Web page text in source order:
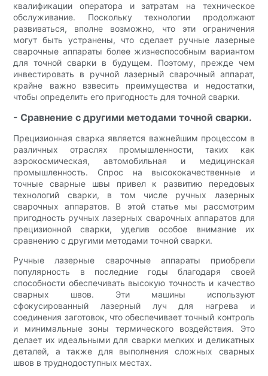
квалификации оператора и затратам на техническое
обслуживание. Поскольку технологии продолжают
развиваться, вполне возможно, что эти ограничения
могут быть устранены, что сделает ручные лазерные
сварочные аппараты более жизнеспособным вариантом
для точной сварки в будущем. Поэтому, прежде чем
инвестировать в ручной лазерный сварочный аппарат,
крайне важно взвесить преимущества и недостатки,
чтобы определить его пригодность для точной сварки.
- Сравнение с другими методами точной сварки.
Прецизионная сварка является важнейшим процессом в
различных отраслях промышленности, таких как
аэрокосмическая, автомобильная и медицинская
промышленность. Спрос на высококачественные и
точные сварные швы привел к развитию передовых
технологий сварки, в том числе ручных лазерных
сварочных аппаратов. В этой статье мы рассмотрим
пригодность ручных лазерных сварочных аппаратов для
прецизионной сварки, уделив особое внимание их
сравнению с другими методами точной сварки.
Ручные лазерные сварочные аппараты приобрели
популярность в последние годы благодаря своей
способности обеспечивать высокую точность и качество
сварных швов. Эти машины используют
сфокусированный лазерный луч для нагрева и
соединения заготовок, что обеспечивает точный контроль
и минимальные зоны термического воздействия. Это
делает их идеальными для сварки мелких и деликатных
деталей, а также для выполнения сложных сварных
швов в труднодоступных местах.